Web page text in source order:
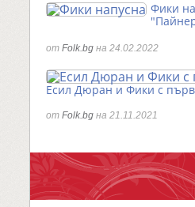
Фики
от Folk.bg на 24.02.2022
Есил Дюран и Фики с
от Folk.bg на 21.11.2021